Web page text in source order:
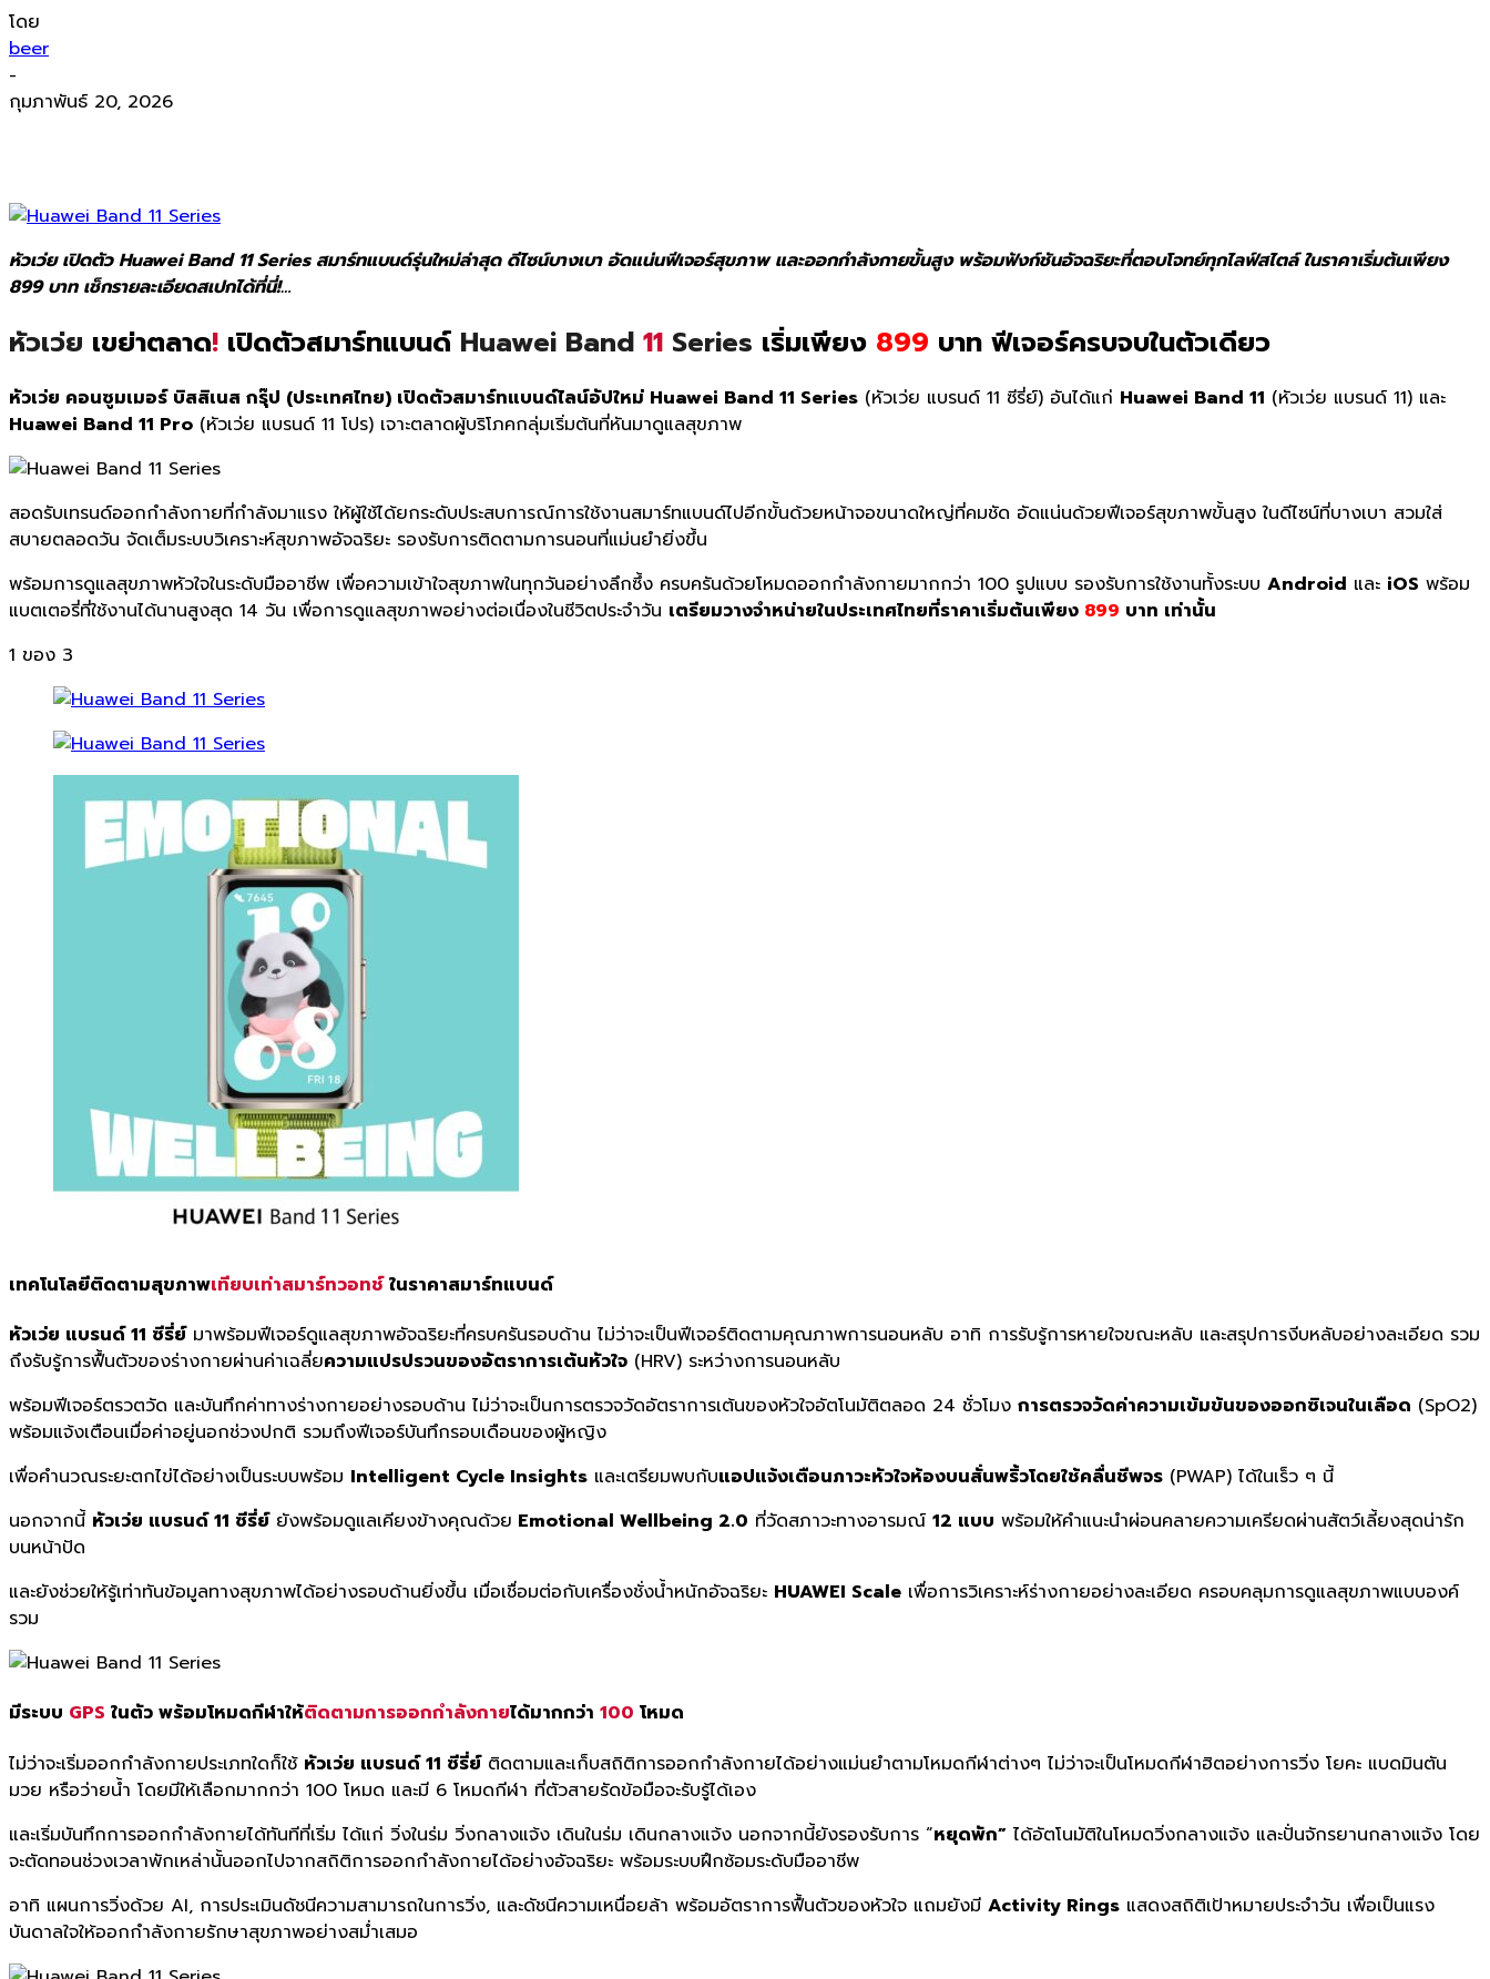
โดย
beer
-
กุมภาพันธ์ 20, 2026
หัวเว่ย เปิดตัว Huawei Band 11 Series สมาร์ทแบนด์รุ่นใหม่ล่าสุด ดีไซน์บางเบา อัดแน่นฟีเจอร์สุขภาพ และออกกำลังกายขั้นสูง พร้อมฟังก์ชันอัจฉริยะที่ตอบโจทย์ทุกไลฟ์สไตล์ ในราคาเริ่มต้นเพียง
899 บาท เช็กรายละเอียดสเปกได้ที่นี่!…
หัวเว่ย เขย่าตลาด! เปิดตัวสมาร์ทแบนด์ Huawei Band 11 Series เริ่มเพียง 899 บาท ฟีเจอร์ครบจบในตัวเดียว
หัวเว่ย คอนซูมเมอร์ บิสสิเนส กรุ๊ป (ประเทศไทย) เปิดตัวสมาร์ทแบนด์ไลน์อัปใหม่ Huawei Band 11 Series (หัวเว่ย แบรนด์ 11 ซีรี่ย์) อันได้แก่ Huawei Band 11 (หัวเว่ย แบรนด์ 11) และ
Huawei Band 11 Pro (หัวเว่ย แบรนด์ 11 โปร) เจาะตลาดผู้บริโภคกลุ่มเริ่มต้นที่หันมาดูแลสุขภาพ
สอดรับเทรนด์ออกกำลังกายที่กำลังมาแรง ให้ผู้ใช้ได้ยกระดับประสบการณ์การใช้งานสมาร์ทแบนด์ไปอีกขั้นด้วยหน้าจอขนาดใหญ่ที่คมชัด อัดแน่นด้วยฟีเจอร์สุขภาพขั้นสูง ในดีไซน์ที่บางเบา สวมใส่
สบายตลอดวัน จัดเต็มระบบวิเคราะห์สุขภาพอัจฉริยะ รองรับการติดตามการนอนที่แม่นยำยิ่งขึ้น
พร้อมการดูแลสุขภาพหัวใจในระดับมืออาชีพ เพื่อความเข้าใจสุขภาพในทุกวันอย่างลึกซึ้ง ครบครันด้วยโหมดออกกำลังกายมากกว่า 100 รูปแบบ รองรับการใช้งานทั้งระบบ Android และ iOS พร้อม
แบตเตอรี่ที่ใช้งานได้นานสูงสุด 14 วัน เพื่อการดูแลสุขภาพอย่างต่อเนื่องในชีวิตประจำวัน เตรียมวางจำหน่ายในประเทศไทยที่ราคาเริ่มต้นเพียง 899 บาท เท่านั้น
1 ของ 3
เทคโนโลยีติดตามสุขภาพเทียบเท่าสมาร์ทวอทช์ในราคาสมาร์ทแบนด์
หัวเว่ย แบรนด์ 11 ซีรี่ย์มาพร้อมฟีเจอร์ดูแลสุขภาพอัจฉริยะที่ครบครันรอบด้าน ไม่ว่าจะเป็นฟีเจอร์ติดตามคุณภาพการนอนหลับ อาทิ การรับรู้การหายใจขณะหลับ และสรุปการงีบหลับอย่างละเอียด รวม
ถึงรับรู้การฟื้นตัวของร่างกายผ่านค่าเฉลี่ยความแปรปรวนของอัตราการเต้นหัวใจ (HRV) ระหว่างการนอนหลับ
พร้อมฟีเจอร์ตรวตวัด และบันทึกค่าทางร่างกายอย่างรอบด้าน ไม่ว่าจะเป็นการตรวจวัดอัตราการเต้นของหัวใจอัตโนมัติตลอด 24 ชั่วโมง การตรวจวัดค่าความเข้มข้นของออกซิเจนในเลือด (SpO2)
พร้อมแจ้งเตือนเมื่อค่าอยู่นอกช่วงปกติ รวมถึงฟีเจอร์บันทึกรอบเดือนของผู้หญิง
เพื่อคำนวณระยะตกไข่ได้อย่างเป็นระบบพร้อม Intelligent Cycle Insights และเตรียมพบกับแอปแจ้งเตือนภาวะหัวใจห้องบนสั่นพริ้วโดยใช้คลื่นชีพจร (PWAP) ได้ในเร็ว ๆ นี้
นอกจากนี้ หัวเว่ย แบรนด์ 11 ซีรี่ย์ยังพร้อมดูแลเคียงข้างคุณด้วย Emotional Wellbeing 2.0 ที่วัดสภาวะทางอารมณ์ 12 แบบ พร้อมให้คำแนะนำผ่อนคลายความเครียดผ่านสัตว์เลี้ยงสุดน่ารัก
บนหน้าปัด
และยังช่วยให้รู้เท่าทันข้อมูลทางสุขภาพได้อย่างรอบด้านยิ่งขึ้น เมื่อเชื่อมต่อกับเครื่องชั่งน้ำหนักอัจฉริยะ HUAWEI Scale เพื่อการวิเคราะห์ร่างกายอย่างละเอียด ครอบคลุมการดูแลสุขภาพแบบองค์
รวม
มีระบบ GPS ในตัว พร้อมโหมดกีฬาให้ติดตามการออกกำลังกายได้มากกว่า 100 โหมด
ไม่ว่าจะเริ่มออกกำลังกายประเภทใดก็ใช้ หัวเว่ย แบรนด์ 11 ซีรี่ย์ติดตามและเก็บสถิติการออกกำลังกายได้อย่างแม่นยำตามโหมดกีฬาต่างๆ ไม่ว่าจะเป็นโหมดกีฬาฮิตอย่างการวิ่ง โยคะ แบดมินตัน
มวย หรือว่ายน้ำ โดยมีให้เลือกมากกว่า 100 โหมด และมี 6 โหมดกีฬา ที่ตัวสายรัดข้อมือจะรับรู้ได้เอง
และเริ่มบันทึกการออกกำลังกายได้ทันทีที่เริ่ม ได้แก่ วิ่งในร่ม วิ่งกลางแจ้ง เดินในร่ม เดินกลางแจ้ง นอกจากนี้ยังรองรับการ “หยุดพัก” ได้อัตโนมัติในโหมดวิ่งกลางแจ้ง และปั่นจักรยานกลางแจ้ง โดย
จะตัดทอนช่วงเวลาพักเหล่านั้นออกไปจากสถิติการออกกำลังกายได้อย่างอัจฉริยะ พร้อมระบบฝึกซ้อมระดับมืออาชีพ
อาทิ แผนการวิ่งด้วย AI, การประเมินดัชนีความสามารถในการวิ่ง, และดัชนีความเหนื่อยล้า พร้อมอัตราการฟื้นตัวของหัวใจ แถมยังมี Activity Rings แสดงสถิติเป้าหมายประจำวัน เพื่อเป็นแรง
บันดาลใจให้ออกกำลังกายรักษาสุขภาพอย่างสม่ำเสมอ